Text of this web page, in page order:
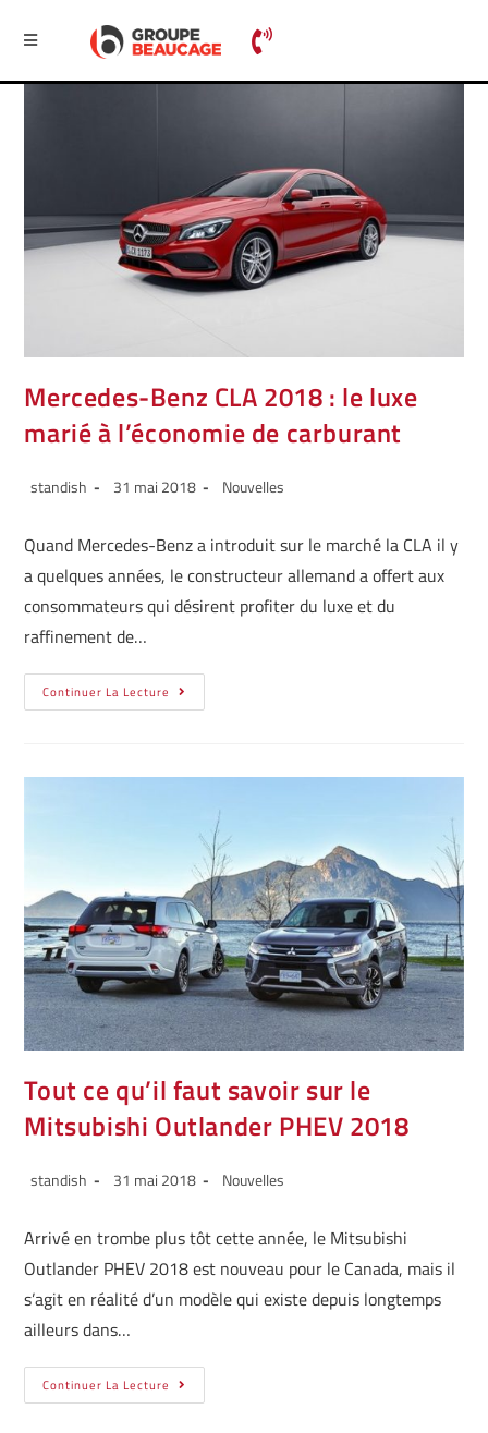
Mercedes-Benz CLA 2018 : le luxe
marié à l’économie de carburant
standish 31 mai 2018 Nouvelles
Quand Mercedes-Benz a introduit sur le marché la CLA il y
a quelques années, le constructeur allemand a offert aux
consommateurs qui désirent profiter du luxe et du
raffinement de…
Continuer La Lecture
Tout ce qu’il faut savoir sur le
Mitsubishi Outlander PHEV 2018
standish 31 mai 2018 Nouvelles
Arrivé en trombe plus tôt cette année, le Mitsubishi
Outlander PHEV 2018 est nouveau pour le Canada, mais il
s’agit en réalité d’un modèle qui existe depuis longtemps
ailleurs dans…
Continuer La Lecture